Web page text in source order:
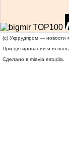
(c) Укррудпром — новости
При цитировании и
Сделано в miavia estudia.